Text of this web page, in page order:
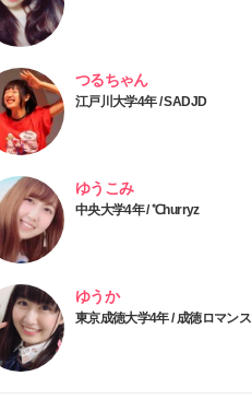
つるちゃん
江戸川大学4年 / SADJD
ゆうこみ
中央大学4年 / ℃hurryz
ゆうか
東京成徳大学4年 / 成徳ロマンス